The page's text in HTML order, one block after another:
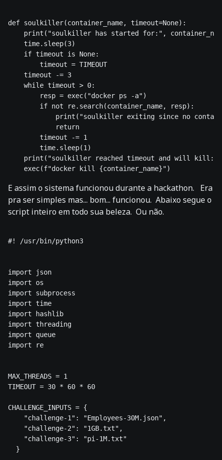
def soulkiller(container_name, timeout=None):
print("soulkiller has started for:",
    time.sleep(3)
    if timeout is None:
        timeout = TIMEOUT
    timeout -= 3
    while timeout > 0:
        resp = exec("docker ps -a")
        if not re.search(container_name, resp):
print("soulkiller exiting since no
            return
        timeout -= 1
        time.sleep(1)
print("soulkiller reached timeout and will
E assim o sistema funcionou durante a hackathon. Era
pra ser simples mas... bom... funcionou. Abaixo segue o
script inteiro em todo sua beleza. Ou não.
#! /usr/bin/python3
import json
import os
import subprocess
import time
import hashlib
import threading
import queue
import re
MAX_THREADS = 1
TIMEOUT = 30 * 60 * 60
CHALLENGE_INPUTS = {
    "challenge-1": "Employees-30M.json",
    "challenge-2": "1GB.txt",
    "challenge-3": "pi-1M.txt"
  }